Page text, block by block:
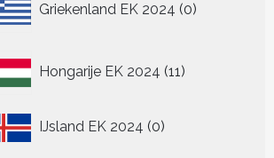
Griekenland EK 2024 0
producten
Hongarije EK 2024 11
producten
IJsland EK 2024 00